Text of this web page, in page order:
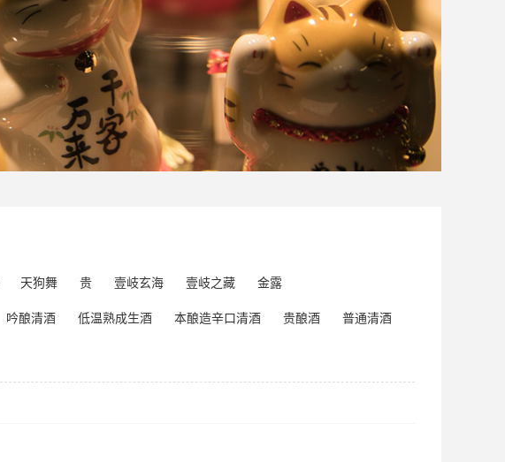
天狗舞 贵 壹岐玄海 壹岐之藏 金露
吟酿清酒 低温熟成生酒 本酿造辛口清酒 贵酿酒 普通清酒